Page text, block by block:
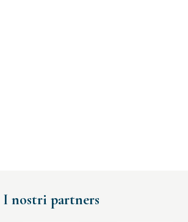
I nostri partners